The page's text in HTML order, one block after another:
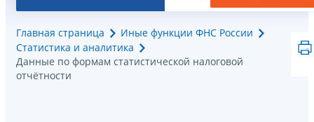
Главная страница
Иные функции ФНС России
Статистика и аналитика
Данные по формам статистической налоговой
отчётности